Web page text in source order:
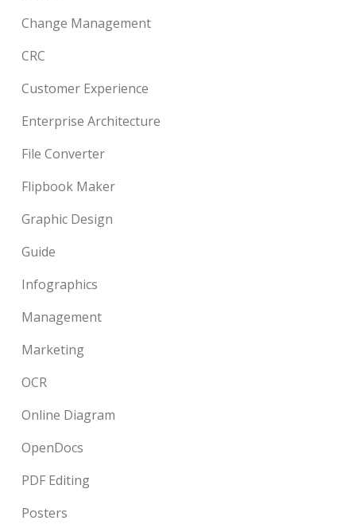
Change Management
CRC
Customer Experience
Enterprise Architecture
File Converter
Flipbook Maker
Graphic Design
Guide
Infographics
Management
Marketing
OCR
Online Diagram
OpenDocs
PDF Editing
Posters